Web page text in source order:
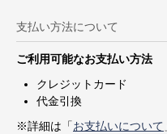
支払い方法について
ご利用可能なお支払い方法
クレジットカード
代金引換
※詳細は「お支払いについて